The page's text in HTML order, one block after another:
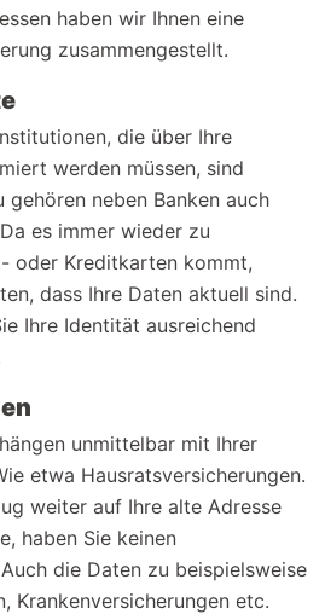
haben wir Ihnen eine
zusammengestellt.
die über Ihre
werden müssen, sind
gehören neben Banken auch
es immer wieder zu
oder Kreditkarten kommt,
dass Ihre Daten aktuell sind.
Ihre Identität ausreichend
unmittelbar mit Ihrer
etwa Hausratsversicherungen.
weiter auf Ihre alte Adresse
haben Sie keinen
die Daten zu beispielsweise
Krankenversicherungen etc.